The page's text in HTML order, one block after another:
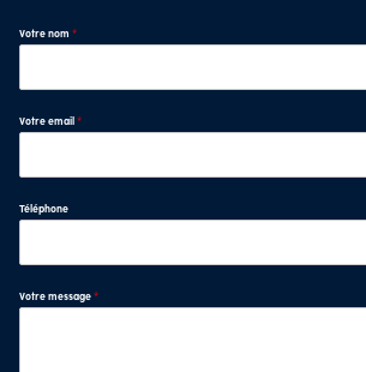
Votre nom *
Votre email*
Téléphone
Votre message*